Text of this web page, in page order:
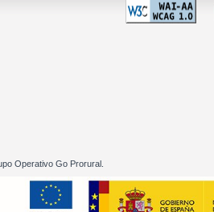
60 01
Operativo Go Prorural.